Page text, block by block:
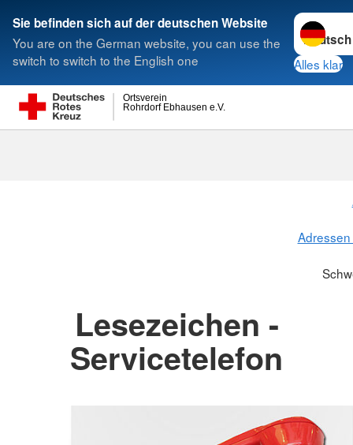
Sie befinden sich auf der deutschen Website
You are on the German website, you can use the
switch to switch to the English one
Sprache
Alles klar
Rohrdorf Ebhausen e.V.
Ortsverein
Suche
Lesezeichen -
Servicetelefon